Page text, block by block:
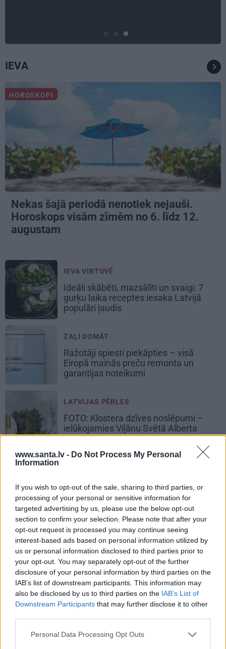
www.santa.lv - Do Not Process My Personal
Information
If you wish to opt-out of the sale, sharing to third parties, or
processing of your personal or sensitive information for
targeted advertising by us, please use the below opt-out
section to confirm your selection. Please note that after your
opt-out request is processed you may continue seeing
interest-based ads based on personal information utilized by
us or personal information disclosed to third parties prior to
your opt-out. You may separately opt-out of the further
disclosure of your personal information by third parties on the
IAB’s list of downstream participants. This information may
also be disclosed by us to third parties on the IAB’s List of
Downstream Participants that may further disclose it to other
Personal Data Processing Opt Outs
IEVA
HOROSKOPI
Nekas šajā periodā nenotiek nejauši.
Horoskops visām zīmēm no 6. līdz 12.
augustam
IEVA VIRTUVĒ
Ideāli skābēti, mazsālīti un svaigi: 7
gurķu laika receptes iesaka Latvijā
populāri ļaudis
ZAĻI DOMĀT
Ražotāji spiesti piekāpties – visā
Eiropā mainās preču remonta un
garantijas noteikumi
LATVIJAS PĒRLES
FOTO: Klostera dzīves noslēpumi –
ielūkojamies Viļānu Svētā Alberta
Lielā klostera tēvu ikdienā
PRIVĀTĀ DZĪVE
ZIŅAS
Aktierim Andrim Bērziņam miljonārs
uzdāvinājis auto. Tagad viņš grib jaunu…